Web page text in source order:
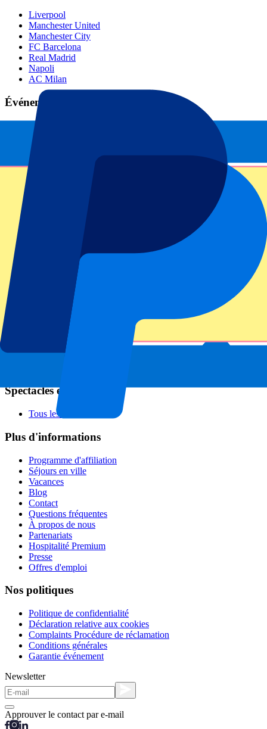
Liverpool
Manchester United
Manchester City
FC Barcelona
Real Madrid
Napoli
AC Milan
Événements populaires
GP Espagne
GP Pays Bas
GP Italie
GP Singapour
Tous les sports
Championnats de football
Ligue des Champions
Premier League
Spectacles et festivals
Tous les concerts
Plus d'informations
Programme d'affiliation
Séjours en ville
Vacances
Blog
Contact
Questions fréquentes
À propos de nous
Partenariats
Hospitalité Premium
Presse
Offres d'emploi
Nos politiques
Politique de confidentialité
Déclaration relative aux cookies
Complaints Procédure de réclamation
Conditions générales
Garantie événement
Newsletter
Approuver le contact par e-mail